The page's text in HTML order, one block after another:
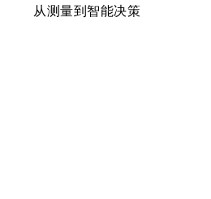
从测量到智能决策